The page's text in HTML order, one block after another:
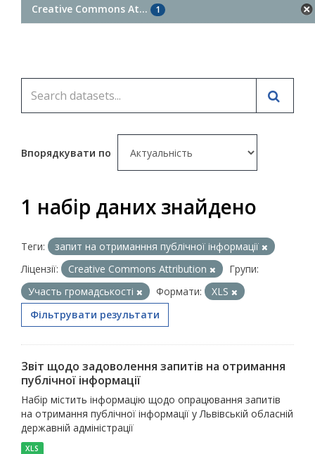
Creative Commons At... 1
Впорядкувати по
1 набір даних знайдено
Теги:
запит на отриманння публічної інформації
Ліцензії:
Creative Commons Attribution
Групи:
Участь громадськості
Формати:
XLS
Фільтрувати результати
Звіт щодо задоволення запитів на отримання
публічної інформації
Набір містить інформацію щодо опрацювання запитів
на отримання публічної інформації у Львівській обласній
державній адміністрації
XLS